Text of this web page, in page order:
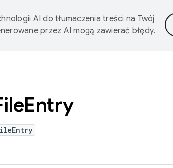
AI do tłumaczenia treści na Twój
przez AI mogą zawierać błędy.
Entry